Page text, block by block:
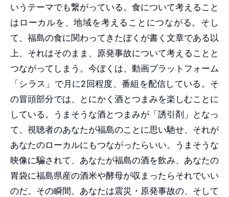
いうテーマでも繋がっている。食について考えること
はローカルを、地域を考えることにつながる。そし
て、福島の食に関わってきたぼくが書く文章である以
上、それはそのまま、原発事故について考えることと
つながってしまう。今ぼくは、動画プラットフォーム
「シラス」で月に2回程度、番組を配信している。そ
の冒頭部分では、とにかく酒とつまみを楽しむことに
している。うまそうな酒とつまみが「誘引剤」となっ
て、視聴者のあなたが福島のことに思い馳せ、それが
あなたのローカルにもつながったらいい。うまそうな
映像に騙されて、あなたが福島の酒を飲み、あなたの
胃袋に福島県産の酒米や酵母が収まったらそれでいい
のだ。その瞬間、あなたは震災・原発事故の、そして